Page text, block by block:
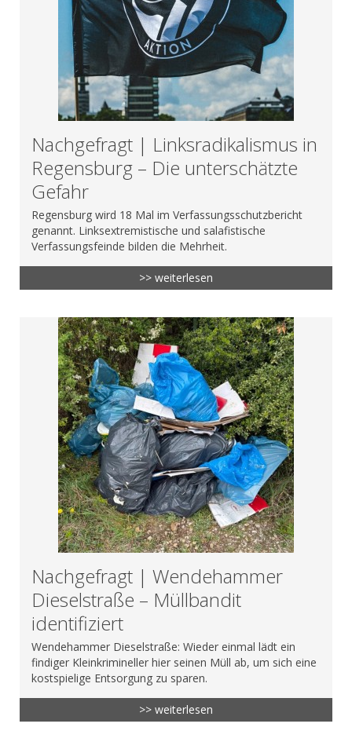
Nachgefragt | Linksradikalismus in
Regensburg – Die unterschätzte
Gefahr
Regensburg wird 18 Mal im Verfassungsschutzbericht
genannt. Linksextremistische und salafistische
Verfassungsfeinde bilden die Mehrheit.
>> weiterlesen
Nachgefragt | Wendehammer
Dieselstraße – Müllbandit
identifiziert
Wendehammer Dieselstraße: Wieder einmal lädt ein
findiger Kleinkrimineller hier seinen Müll ab, um sich eine
kostspielige Entsorgung zu sparen.
>> weiterlesen